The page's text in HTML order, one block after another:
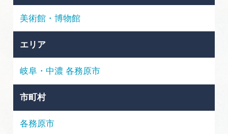
買い物・お土産
体験予約サイト「ＶＩＳＩＴ岐阜県」
岐阜県アウトドア観光キャンペーン
岐阜県まるごと観光エリアガイド
岐阜県観光データベース
美術館・博物館
エリア
岐阜・中濃 各務原市
市町村
各務原市